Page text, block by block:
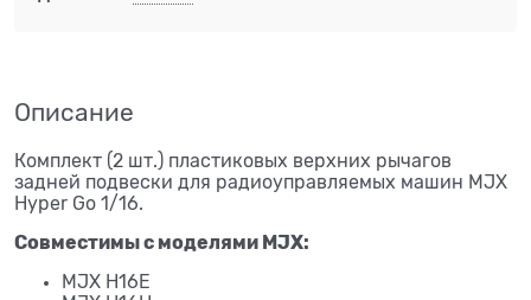
Описание
Комплект (2 шт.) пластиковых верхних рычагов
задней подвески для радиоуправляемых машин MJX
Hyper Go 1/16.
Совместимы с моделями MJX:
MJX H16E